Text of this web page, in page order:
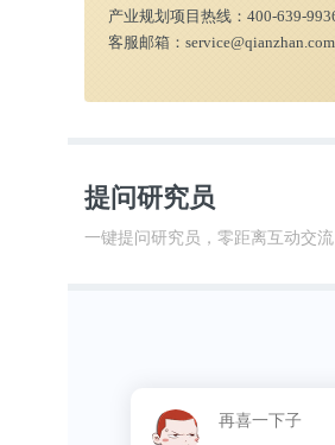
研究结果发表在《细
参考资料：
https://www.cell.com/
产业规划项目热线：400-639-
客服邮箱：service@qianzhan.com
提问研究员
一键提问研究员，零距离互动交流
这昵称我pick了